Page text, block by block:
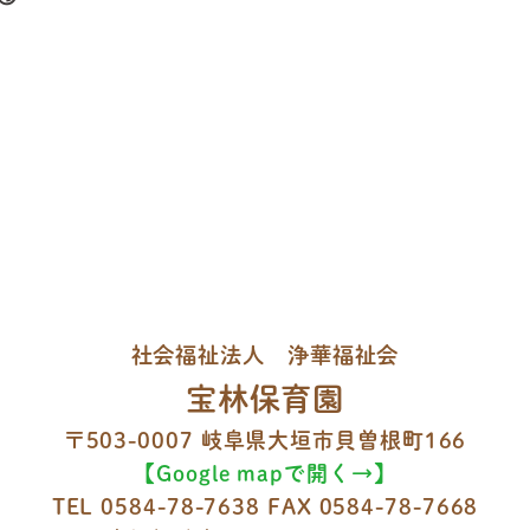
社会福祉法人 浄華福祉会
宝林保育園
〒503-0007 岐阜県大垣市貝曽根町166
【Google mapで開く→】
TEL0584-78-7638 FAX 0584-78-7668